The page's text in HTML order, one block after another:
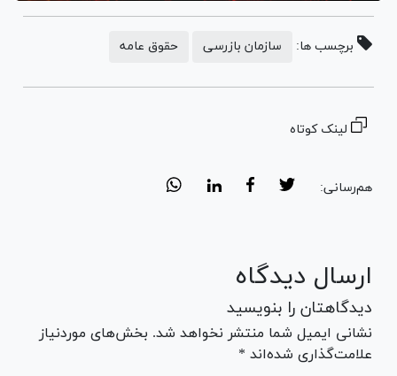
برچسب ها: سازمان بازرسی حقوق عامه
لینک کوتاه
هم‌رسانی:
ارسال دیدگاه
دیدگاهتان را بنویسید
نشانی ایمیل شما منتشر نخواهد شد. بخش‌های موردنیاز
علامت‌گذاری شده‌اند *